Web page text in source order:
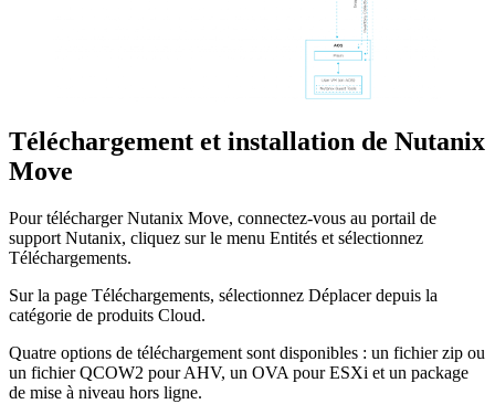
Téléchargement et installation de Nutanix
Move
Pour télécharger Nutanix Move, connectez-vous au portail de
support Nutanix, cliquez sur le menu Entités et sélectionnez
Téléchargements.
Sur la page Téléchargements, sélectionnez Déplacer depuis la
catégorie de produits Cloud.
Quatre options de téléchargement sont disponibles : un fichier zip ou
un fichier QCOW2 pour AHV, un OVA pour ESXi et un package
de mise à niveau hors ligne.